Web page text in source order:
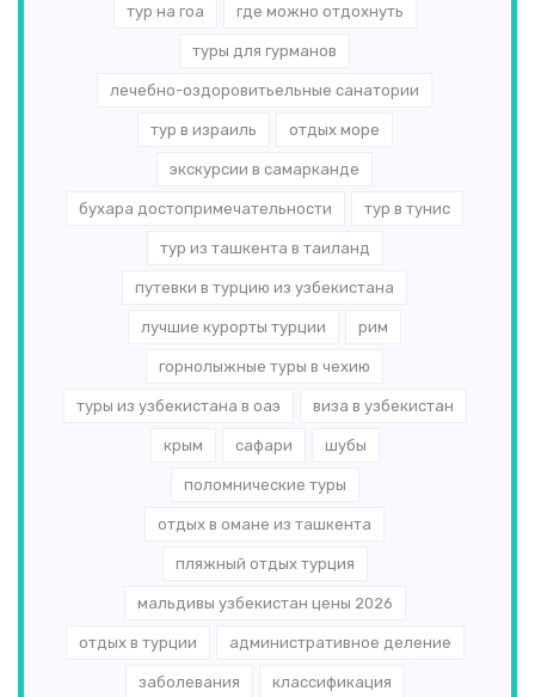
тур на гоа где можно отдохнуть
туры для гурманов
лечебно-оздоровитьельные санатории
тур в израиль отдых море
экскурсии в самарканде
бухара достопримечательности тур в тунис
тур из ташкента в таиланд
путевки в турцию из узбекистана
лучшие курорты турции рим
горнолыжные туры в чехию
туры из узбекистана в оаэ виза в узбекистан
крым сафари шубы
поломнические туры
отдых в омане из ташкента
пляжный отдых турция
мальдивы узбекистан цены 2026
отдых в турции административное деление
заболевания классификация